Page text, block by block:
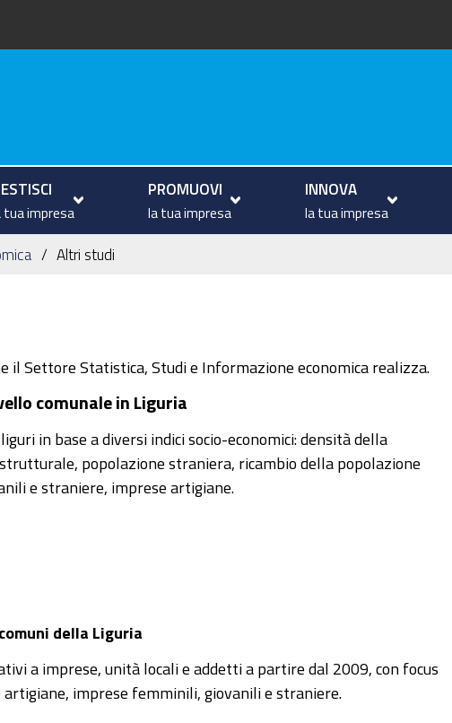
tua impresa
PROMUOVI
la tua impresa
INNOVA
la tua impresa
Altri studi
Settore Statistica, Studi e Informazione economica realizza.
comunale in Liguria
in base a diversi indici socio-economici: densità della
popolazione straniera, ricambio della popolazione
e straniere, imprese artigiane.
della Liguria
a imprese, unità locali e addetti a partire dal 2009, con focus
imprese femminili, giovanili e straniere.